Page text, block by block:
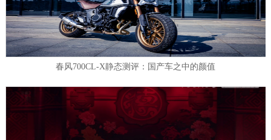
春风700CL-X静态测评：国产车之中的颜值